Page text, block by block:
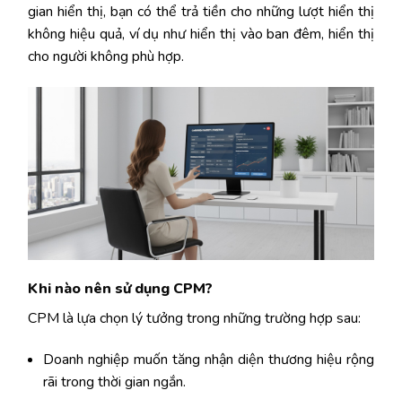
gian hiển thị, bạn có thể trả tiền cho những lượt hiển thị
không hiệu quả, ví dụ như hiển thị vào ban đêm, hiển thị
cho người không phù hợp.
Khi nào nên sử dụng CPM?
CPM là lựa chọn lý tưởng trong những trường hợp sau:
Doanh nghiệp muốn tăng nhận diện thương hiệu rộng
rãi trong thời gian ngắn.